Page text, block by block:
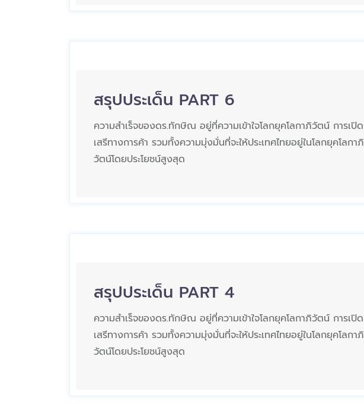
สรุปประเด็น PART 6
ความสำเร็จของดร.ทักษิณ อยู่ที่ความเข้าใจโลกยุคโลกาภิวัตน์ การเปิด
เสรีทางการค้า รวมทั้งความมุ่งมั่นที่จะให้ประเทศไทยอยู่ในโลกยุคโลกาภิ
วัตน์โดยประโยชน์สูงสุด
สรุปประเด็น PART 4
ความสำเร็จของดร.ทักษิณ อยู่ที่ความเข้าใจโลกยุคโลกาภิวัตน์ การเปิด
เสรีทางการค้า รวมทั้งความมุ่งมั่นที่จะให้ประเทศไทยอยู่ในโลกยุคโลกาภิ
วัตน์โดยประโยชน์สูงสุด